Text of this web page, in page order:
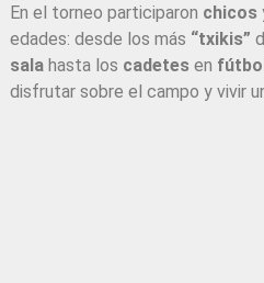
En el torneo participaron chicos
edades: desde los más “txikis”
sala hasta los cadetes en
disfrutar sobre el campo y vivir